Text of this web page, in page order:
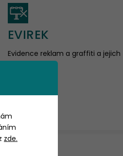
EVIREK
Evidence reklam a graffiti a jejich
zde.